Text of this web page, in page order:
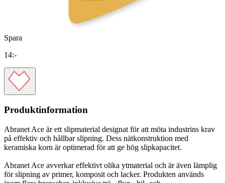
Spara
14:-
Produktinformation
Abranet Ace är ett slipmaterial designat för att möta industrins krav
på effektiv och hållbar slipning. Dess nätkonstruktion med
keramiska korn är optimerad för att ge hög slipkapacitet.
Abranet Ace avverkar effektivt olika ytmaterial och är även lämplig
för slipning av primer, komposit och lacker. Produkten används